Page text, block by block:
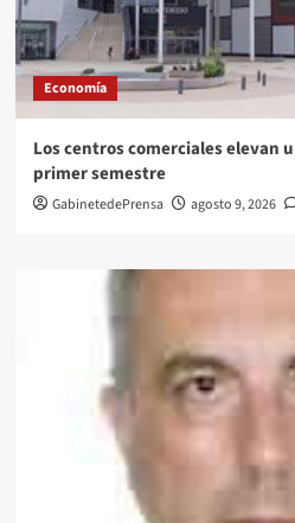
Economía
Los centros comerciales elevan
primer semestre
GabinetedePrensa agosto 9, 2026